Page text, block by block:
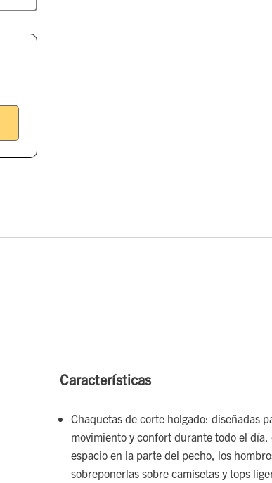
Características
Chaquetas de corte holgado: diseñadas
movimiento y confort durante todo el
espacio en la parte del pecho, los
sobreponerlas sobre camisetas y tops